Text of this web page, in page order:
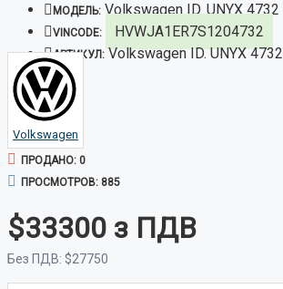
МОДЕЛЬ: Volkswagen ID. UNYX 4732
VINCODE: HVWJA1ER7S1204732
АРТИКУЛ: Volkswagen ID. UNYX 4732
Volkswagen
ПРОДАНО: 0
ПРОСМОТРОВ: 885
$33300
Без ПДВ: $27750